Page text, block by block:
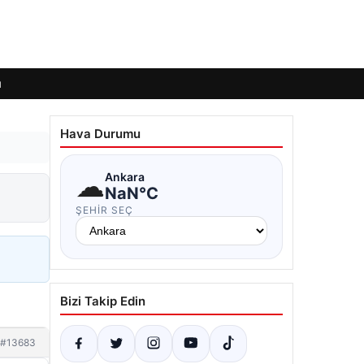
#13683
Hava Durumu
☁Ankara
NaN°C
ŞEHIR SEÇ
Bizi Takip Edin